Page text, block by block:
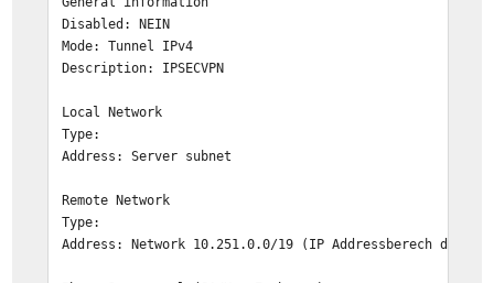
Advanced Options
Install policy: NEIN
Disable Rekey: NEIN
Tunnel Isolation: NEIN
NAT Traversal: Enable
Disable MOBIKE: NEIN
Disabled: NEIN
Mode: Tunnel IPv4
Description: IPSECVPN
Local Network
Type:
Address: Server subnet
Remote Network
Type:
Address: Network 10.251.0.0/19 (IP Addressberech des